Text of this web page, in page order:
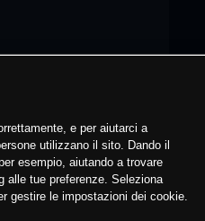
e per aiutarci a
utilizzano il sito. Dando il
esempio, aiutando a trovare
alle tue preferenze. Seleziona
gestire le impostazioni dei cookie.